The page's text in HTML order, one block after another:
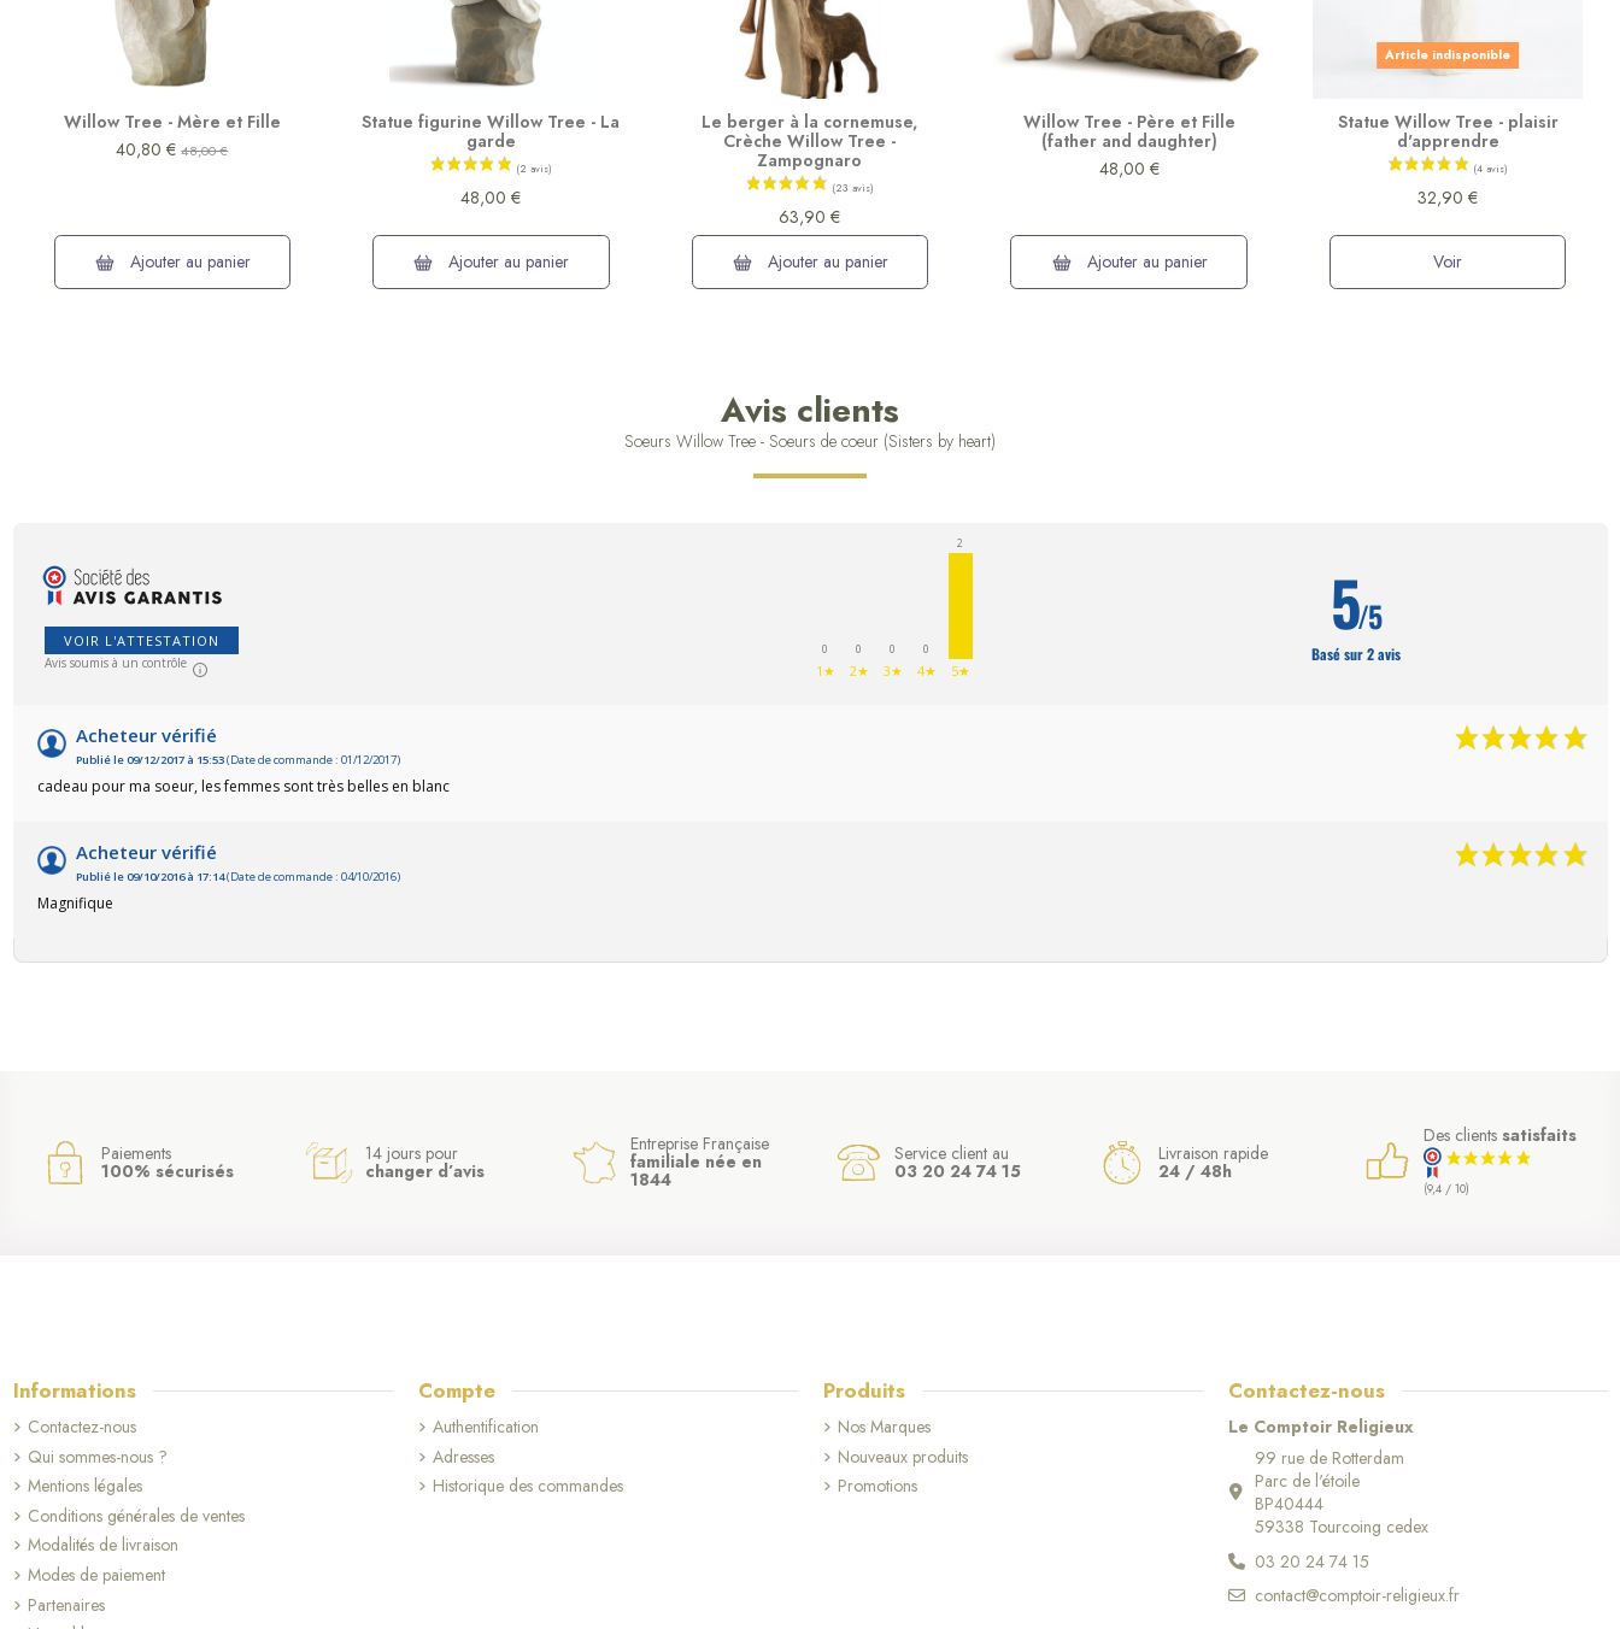
Willow Tree - Mère et Fille
40,80 €48,00 €
Ajouter au panier
Statue figurine Willow Tree - La
garde
48,00 €
Ajouter au panier
Le berger à la cornemuse,
Crèche Willow Tree -
Zampognaro
63,90 €
Ajouter au panier
Willow Tree - Père et Fille
(father and daughter)
48,00 €
Ajouter au panier
Article indisponible
Statue Willow Tree - plaisir
d'apprendre
32,90 €
Voir
Avis clients
Soeurs Willow Tree - Soeurs de coeur (Sisters by heart)
VOIR L'ATTESTATION
Avis soumis à un contrôle
0
1★
0
2★
0
3★
0
4★
2
5★
5/5
Basé sur 2 avis
Acheteur vérifié
Publié le 09/12/2017 à 15:53(Date de commande : 01/12/2017)
cadeau pour ma soeur, les femmes sont très belles en blanc
Acheteur vérifié
Publié le 09/10/2016 à 17:14(Date de commande : 04/10/2016)
Magnifique
Paiements
100% sécurisés
14 jours pour
changer d’avis
Entreprise Française
familiale née en
1844
Service client au
03 20 24 74 15
Livraison rapide
24 / 48h
Des clients satisfaits
(9,4 / 10)
Informations
Contactez-nous
Qui sommes-nous ?
Mentions légales
Conditions générales de ventes
Modalités de livraison
Modes de paiement
Partenaires
Compte
Authentification
Adresses
Historique des commandes
Produits
Nos Marques
Nouveaux produits
Promotions
Contactez-nous
Le Comptoir Religieux
99 rue de Rotterdam
Parc de l'étoile
BP40444
59338 Tourcoing cedex
03 20 24 74 15
contact@comptoir-religieux.fr